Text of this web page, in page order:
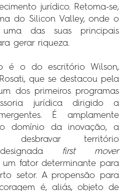
jurídico. Retoma-se,
do Silicon Valley, onde o
uma das suas principais
gerar riqueza.
é o do escritório Wilson,
que se destacou pela
dos primeiros programas
jurídica dirigido a
É amplamente
domínio da inovação, a
desbravar território
designada
first mover
um fator determinante para
setor. A propensão para
é, aliás, objeto de